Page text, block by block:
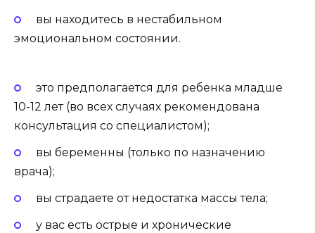
вы находитесь в нестабильном
эмоциональном состоянии.
это предполагается для ребенка младше
10-12 лет (во всех случаях рекомендована
консультация со специалистом);
вы беременны (только по назначению
врача);
вы страдаете от недостатка массы тела;
у вас есть острые и хронические